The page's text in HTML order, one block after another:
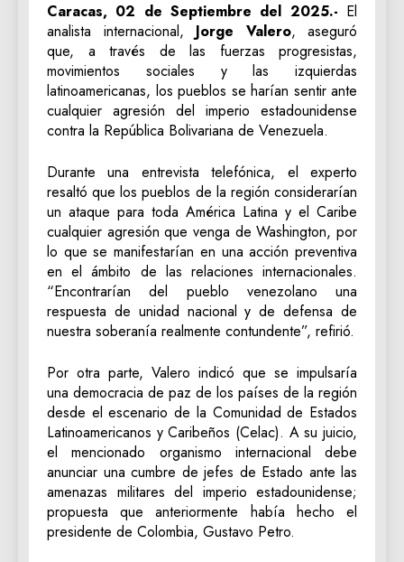
Caracas, 02 de Septiembre del 2025.- El
analista internacional, Jorge Valero, aseguró
que, a través de las fuerzas progresistas,
movimientos sociales y las izquierdas
latinoamericanas, los pueblos se harían sentir ante
cualquier agresión del imperio estadounidense
contra la República Bolivariana de Venezuela.
Durante una entrevista telefónica, el experto
resaltó que los pueblos de la región considerarían
un ataque para toda América Latina y el Caribe
cualquier agresión que venga de Washington, por
lo que se manifestarían en una acción preventiva
en el ámbito de las relaciones internacionales.
“Encontrarían del pueblo venezolano una
respuesta de unidad nacional y de defensa de
nuestra soberanía realmente contundente”, refirió.
Por otra parte, Valero indicó que se impulsaría
una democracia de paz de los países de la región
desde el escenario de la Comunidad de Estados
Latinoamericanos y Caribeños (Celac). A su juicio,
el mencionado organismo internacional debe
anunciar una cumbre de jefes de Estado ante las
amenazas militares del imperio estadounidense;
propuesta que anteriormente había hecho el
presidente de Colombia, Gustavo Petro.